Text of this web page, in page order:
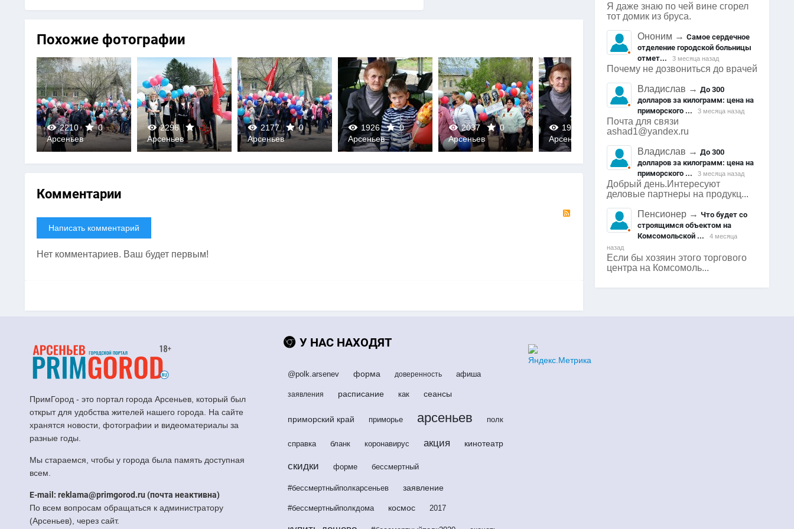
Похожие фотографии
2210
0
0
Арсеньев
2296
-1
0
Арсеньев
2177
0
0
Арсеньев
1926
0
0
Арсеньев
2037
0
0
Арсеньев
1956
0
Арсеньев
2014
Арсеньев
Комментарии
Написать комментарий
Нет комментариев. Ваш будет первым!
Я даже знаю по чей вине сгорел
тот домик из бруса.
Ононим →Самое сердечное
отделение городской больницы
отмет...
3 месяца назад
Почему не дозвониться до врачей
Владислав →До 300
долларов за килограмм: цена на
приморского ...
3 месяца назад
Почта для связи
ashad1@yandex.ru
Владислав →До 300
долларов за килограмм: цена на
приморского ...
3 месяца назад
Добрый день.Интересуют
деловые партнеры на продукц...
Пенсионер →Что будет со
строящимся объектом на
Комсомольской ...
4 месяца
назад
Если бы хозяин этого торгового
центра на Комсомоль...
ПримГород - это портал города Арсеньев, который был
открыт для удобства жителей нашего города. На сайте
хранятся новости, фотографии и видеоматериалы за
разные годы.
Мы стараемся, чтобы у города была память доступная
всем.
E-mail: reklama@primgorod.ru (почта неактивна)
По всем вопросам обращаться к администратору
(Арсеньев), через сайт.
У НАС НАХОДЯТ
@polk.arsenev форма доверенность афиша
заявления расписание как сеансы
приморский край приморье арсеньев полк
справка бланк коронавирус акция кинотеатр
скидки форме бессмертный
#бессмертныйполкарсеньев заявление
#бессмертныйполкдома космос 2017